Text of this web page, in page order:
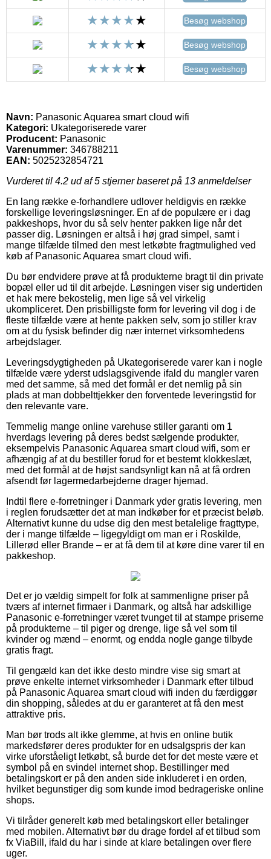
Besøg webshop
Besøg webshop
Besøg webshop
Navn: Panasonic Aquarea smart cloud wifi
Kategori: Ukategoriserede varer
Producent: Panasonic
Varenummer: 346788211
EAN: 5025232854721
Vurderet til 4.2 ud af 5 stjerner baseret på 13 anmeldelser
En lang række e-forhandlere udlover heldigvis en række
forskellige leveringsløsninger. En af de populære er i dag
pakkeshops, hvor du så selv henter pakken lige når det
passer dig. Løsningen er altså i høj grad simpel, samt i
mange tilfælde tilmed den mest letkøbte fragtmulighed ved
køb af Panasonic Aquarea smart cloud wifi.
Du bør endvidere prøve at få produkterne bragt til din private
bopæl eller ud til dit arbejde. Løsningen viser sig undertiden
et hak mere bekostelig, men lige så vel virkelig
ukompliceret. Den prisbilligste form for levering vil dog i de
fleste tilfælde være at hente pakken selv, som jo stiller krav
om at du fysisk befinder dig nær internet virksomhedens
arbejdslager.
Leveringsdygtigheden på Ukategoriserede varer kan i nogle
tilfælde være yderst udslagsgivende ifald du mangler varen
med det samme, så med det formål er det nemlig på sin
plads at man dobbelttjekker den forventede leveringstid for
den relevante vare.
Temmelig mange online varehuse stiller garanti om 1
hverdags levering på deres bedst sælgende produkter,
eksempelvis Panasonic Aquarea smart cloud wifi, som er
afhængig af at du bestiller forud for et bestemt klokkeslæt,
med det formål at de højst sandsynligt kan nå at få ordren
afsendt før lagermedarbejderne drager hjemad.
Indtil flere e-forretninger i Danmark yder gratis levering, men
i reglen forudsætter det at man indkøber for et præcist beløb.
Alternativt kunne du udse dig den mest betalelige fragttype,
der i mange tilfælde – ligegyldigt om man er i Roskilde,
Lillerød eller Brande – er at få dem til at køre dine varer til en
pakkeshop.
Det er jo vældig simpelt for folk at sammenligne priser på
tværs af internet firmaer i Danmark, og altså har adskillige
Panasonic e-forretninger været tvunget til at stampe priserne
på produkterne – til piger og drenge, lige så vel som til
kvinder og mænd – enormt, og endda nogle gange tilbyde
gratis fragt.
Til gengæld kan det ikke desto mindre vise sig smart at
prøve enkelte internet virksomheder i Danmark efter tilbud
på Panasonic Aquarea smart cloud wifi inden du færdiggør
din shopping, således at du er garanteret at få den mest
attraktive pris.
Man bør trods alt ikke glemme, at hvis en online butik
markedsfører deres produkter for en udsalgspris der kan
virke uforståeligt letkøbt, så burde det for det meste være et
symbol på en svindel internet shop. Bestillinger med
betalingskort er på den anden side inkluderet i en orden,
hvilket begunstiger dig som kunde imod bedrageriske online
shops.
Vi tilråder generelt køb med betalingskort eller betalinger
med mobilen. Alternativt bør du drage fordel af et tilbud som
fx ViaBill, ifald du har i sinde at klare betalingen over flere
uger.